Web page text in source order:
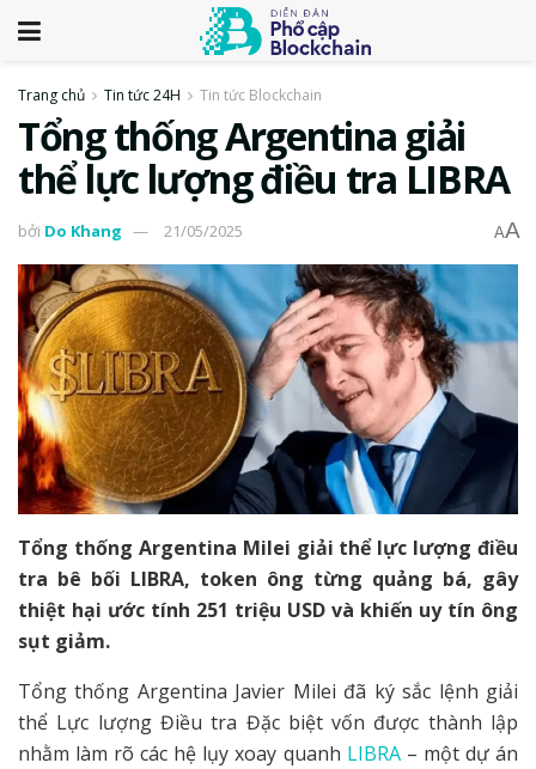
Trang chủ Tin tức 24H Tin tức Blockchain
Tổng thống Argentina giải
thể lực lượng điều tra LIBRA
bởi Do Khang 21/05/2025 AA
Tổng thống Argentina Milei giải thể lực lượng điều
tra bê bối LIBRA, token ông từng quảng bá, gây
thiệt hại ước tính 251 triệu USD và khiến uy tín ông
sụt giảm.
Tổng thống Argentina Javier Milei đã ký sắc lệnh giải
thể Lực lượng Điều tra Đặc biệt vốn được thành lập
nhằm làm rõ các hệ lụy xoay quanh LIBRA– một dự án